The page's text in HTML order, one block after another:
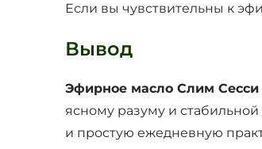
Если вы чувствительны к
Вывод
Эфирное масло Слим Сесси
ясному разуму и
и простую ежедневную